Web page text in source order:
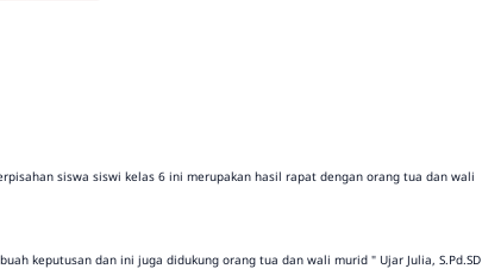
siswa siswi kelas 6 ini merupakan hasil rapat dengan orang tua dan wali
keputusan dan ini juga didukung orang tua dan wali murid " Ujar Julia, S.Pd.SD